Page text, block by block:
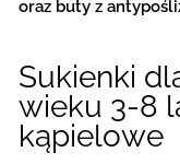
oraz buty z
Sukienki
wieku 3-8
kąpielowe